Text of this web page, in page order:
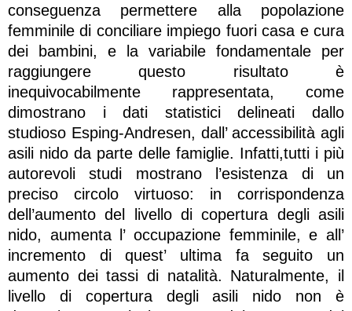
conseguenza permettere alla popolazione
femminile di conciliare impiego fuori casa e cura
dei bambini, e la variabile fondamentale per
raggiungere questo risultato è
inequivocabilmente rappresentata, come
dimostrano i dati statistici delineati dallo
studioso Esping-Andresen, dall’ accessibilità agli
asili nido da parte delle famiglie. Infatti,tutti i più
autorevoli studi mostrano l’esistenza di un
preciso circolo virtuoso: in corrispondenza
dell’aumento del livello di copertura degli asili
nido, aumenta l’ occupazione femminile, e all’
incremento di quest’ ultima fa seguito un
aumento dei tassi di natalità. Naturalmente, il
livello di copertura degli asili nido non è